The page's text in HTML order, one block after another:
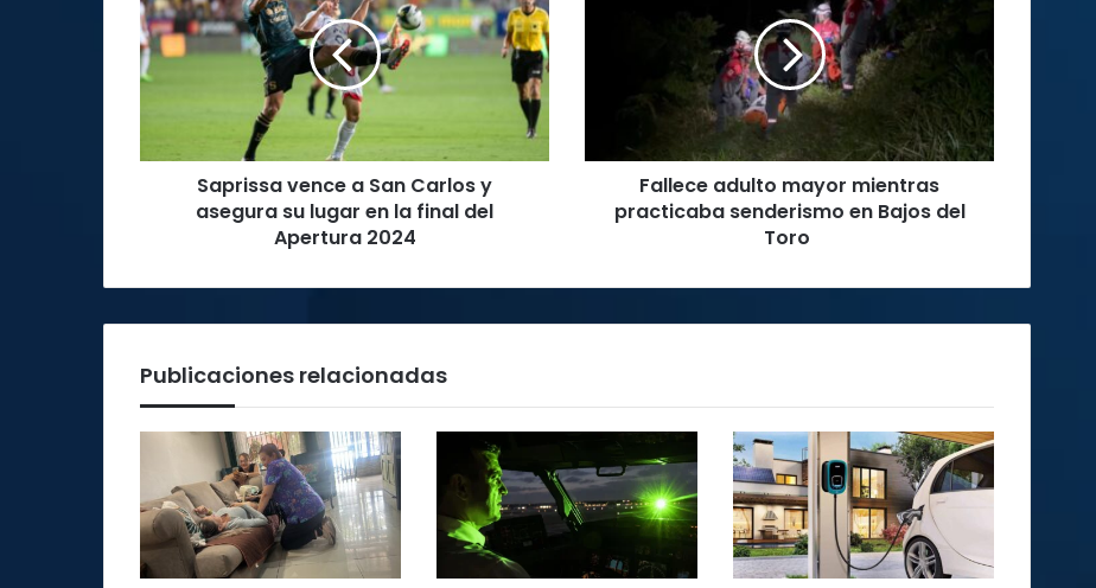
a
San
Carlos
y
lugar
Apertura
Saprissa vence a San Carlos y
asegura su lugar en la final del
Apertura 2024
del
Fallece adulto mayor mientras
practicaba senderismo en Bajos del
Toro
Publicaciones relacionadas